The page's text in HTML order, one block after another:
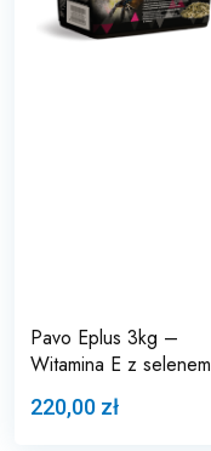
Pavo Eplus 3kg –
Witamina E z selenem
220,00 zł